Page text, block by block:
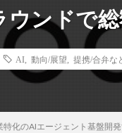
ンドで
AI 動向/展望 提携/合弁な
特化のAIエージェント基盤開